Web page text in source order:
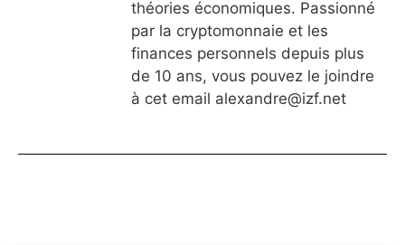
théories économiques. Passionné
par la cryptomonnaie et les
finances personnels depuis plus
de 10 ans, vous pouvez le joindre
à cet email alexandre@izf.net